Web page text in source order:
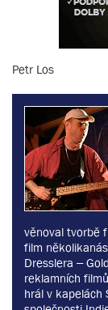
Petr Los
věnoval tvorbě
film
Dresslera –
reklamních
hrál v kapelách